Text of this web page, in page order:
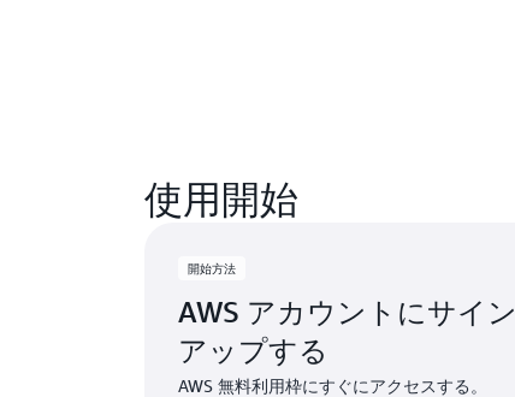
使用開始
開始方法
AWS アカウントにサイン
アップする
AWS 無料利用枠にすぐにアクセスする。